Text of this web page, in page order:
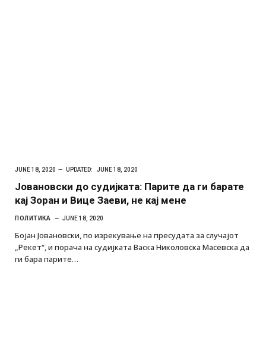
JUNE 18, 2020 UPDATED: JUNE 18, 2020
Јовановски до судијката: Парите да ги барате
кај Зоран и Вице Заеви, не кај мене
ПОЛИТИКА JUNE 18, 2020
Бојан Јовановски, по изрекување на пресудата за случајот
„Рекет“, и порача на судијката Васка Николовска Масевска да
ги бара парите…